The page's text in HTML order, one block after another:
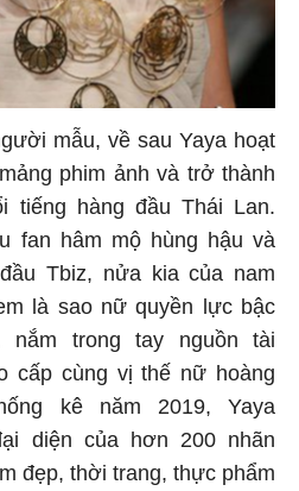
mẫu, về sau Yaya hoạt
phim ảnh và trở thành
tiếng hàng đầu Thái Lan.
fan hâm mộ hùng hậu và
Tbiz, nửa kia của nam
là sao nữ quyền lực bậc
nắm trong tay nguồn tài
cấp cùng vị thế nữ hoàng
kê năm 2019, Yaya
diện của hơn 200 nhãn
đẹp, thời trang, thực phẩm